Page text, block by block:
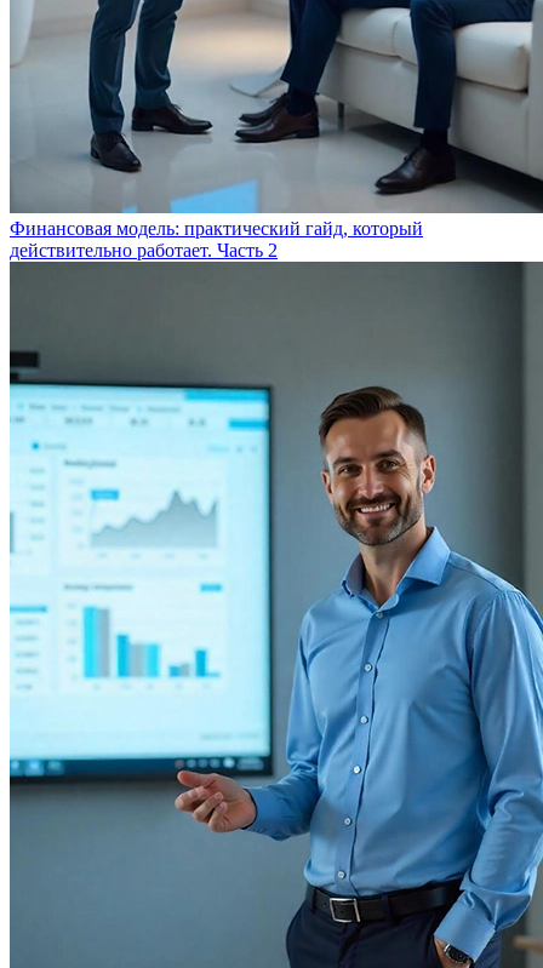
Финансовая модель: практический гайд, который
действительно работает. Часть 2